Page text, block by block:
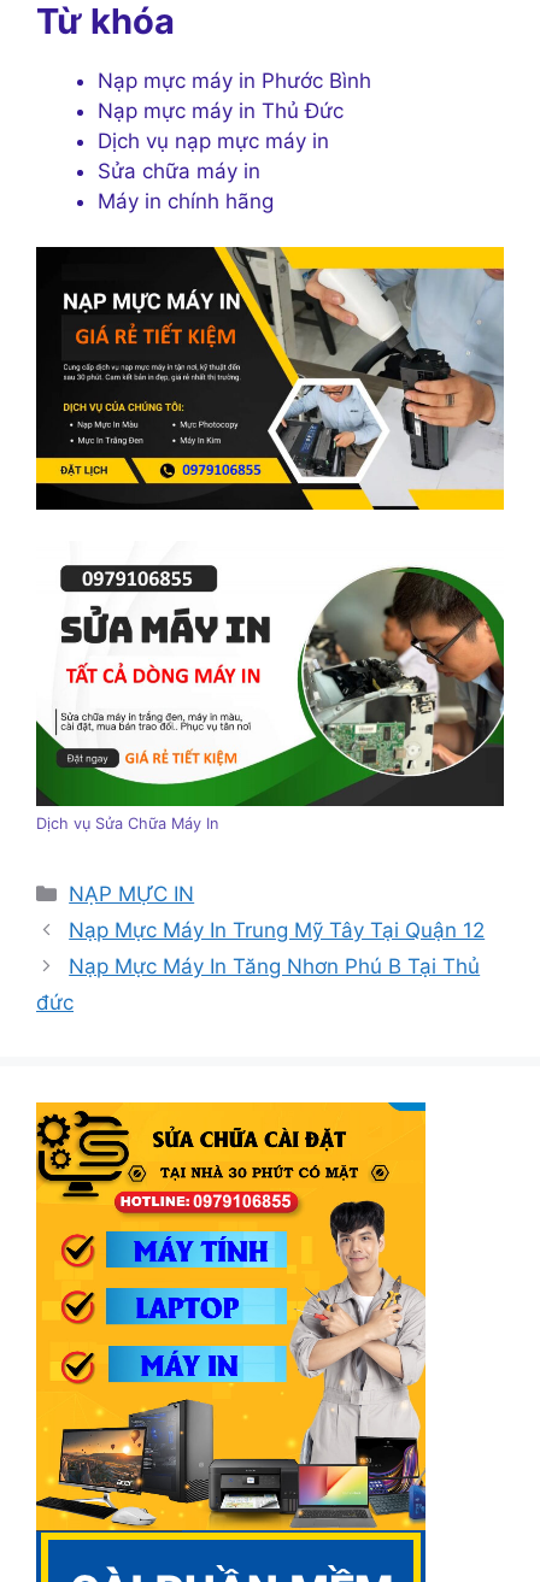
Từ khóa
Nạp mực máy in Phước Bình
Nạp mực máy in Thủ Đức
Dịch vụ nạp mực máy in
Sửa chữa máy in
Máy in chính hãng
Dịch vụ Sửa Chữa Máy In
Danh
mục
NẠP MỰC IN
Nạp Mực Máy In Trung Mỹ Tây Tại Quận 12
Nạp Mực Máy In Tăng Nhơn Phú B Tại Thủ
đức